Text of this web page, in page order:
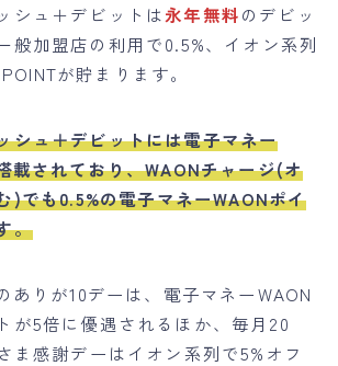
シュ＋デビットは永年無料のデビッ
般加盟店の利用で0.5%、イオン系列
が貯まります。
シュ＋デビットには電子マネー
載されており、WAONチャージ(オ
)でも0.5%の電子マネーWAONポイ
。
ありが10デーは、電子マネーWAON
が5倍に優遇されるほか、毎月20
ま感謝デーはイオン系列で5%オフ